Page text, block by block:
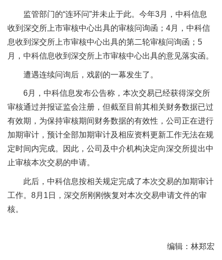
监管部门的“连环问”并未止于此。今年3月，中科信息
收到深交所上市审核中心出具的审核问询函；4月，中科信
息收到深交所上市审核中心出具的第二轮审核问询函；5
月，中科信息收到深交所上市审核中心出具的意见落实函。
遭遇连续问询后，戏剧的一幕发生了。
6月，中科信息发布公告称，本次交易已经获得深交所
审核通过并报证监会注册，但截至目前其相关财务数据已过
有效期，为保持审核期间财务数据的有效性，公司正在进行
加期审计，预计全部加期审计及相应资料更新工作无法在规
定时间内完成。因此，公司及中介机构决定向深交所提出中
止审核本次交易的申请。
此后，中科信息按相关规定完成了本次交易的加期审计
工作。8月1日，深交所刚刚恢复对本次交易申请文件的审
核。
编辑：林郑宏